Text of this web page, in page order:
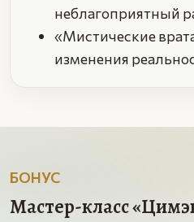
неблагоприятный
«Мистические
изменения
БОНУС
Мастер-класс